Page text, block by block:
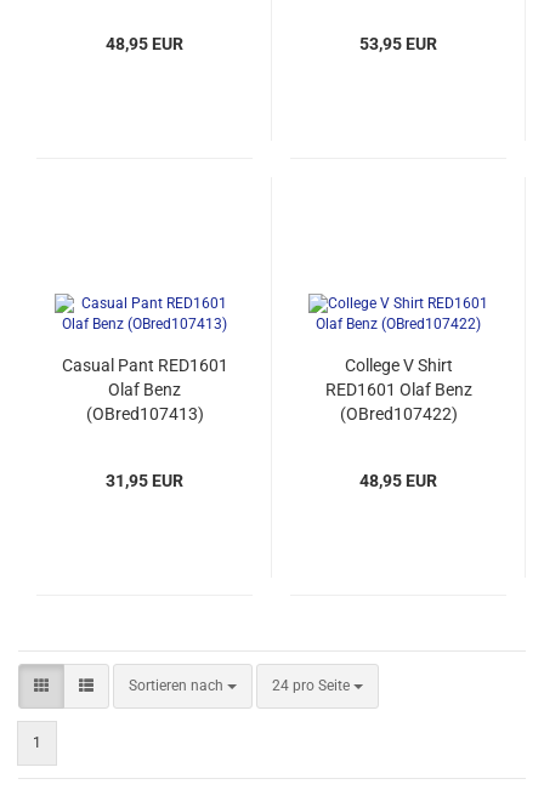
48,95 EUR 53,95 EUR
Casual Pant RED1601
Olaf Benz
(OBred107413)
31,95 EUR
College V Shirt
RED1601 Olaf Benz
(OBred107422)
48,95 EUR
Sortieren nach
Sortieren nach 24 pro Seite
pro Seite
1